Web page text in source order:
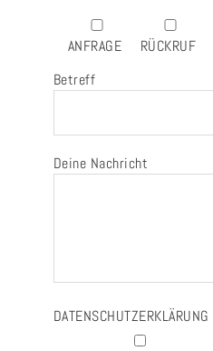
ANFRAGE
RÜCKRUF
Betreff
Deine Nachricht
DATENSCHUTZERKLÄRUNG